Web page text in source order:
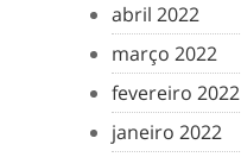
abril 2022
março 2022
fevereiro 2022
janeiro 2022